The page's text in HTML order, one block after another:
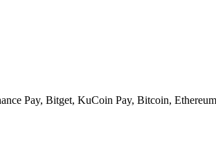
Pay, Bitget, KuCoin Pay, Bitcoin,